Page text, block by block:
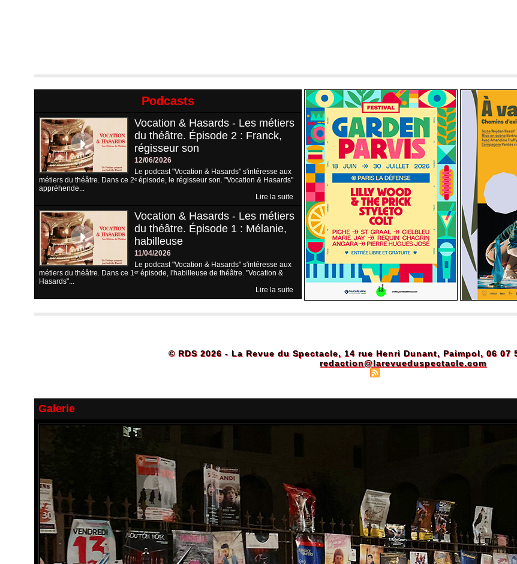
Podcasts
Vocation & Hasards - Les métiers
du théâtre. Épisode 2 : Franck,
régisseur son
12/06/2026
Le podcast "Vocation & Hasards" s'intéresse aux
métiers du théâtre. Dans ce 2ᵉ épisode, le régisseur son. "Vocation & Hasards"
appréhende...
Lire la suite
Vocation & Hasards - Les métiers
du théâtre. Épisode 1 : Mélanie,
habilleuse
11/04/2026
Le podcast "Vocation & Hasards" s'intéresse aux
métiers du théâtre. Dans ce 1ᵉʳ épisode, l'habilleuse de théâtre. "Vocation &
Hasards"...
Lire la suite
© RDS 2026 - La Revue du Spectacle, 14 rue Henri Dunant, Paimpol, 06 07
redaction@larevueduspectacle.com
Galerie